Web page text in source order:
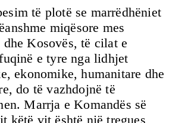
të plotë se marrëdhëniet
miqësore mes
dhe Kosovës, të cilat e
e tyre nga lidhjet
ekonomike, humanitare dhe
do të vazhdojnë të
Marrja e Komandës së
këtë vit është një tregues